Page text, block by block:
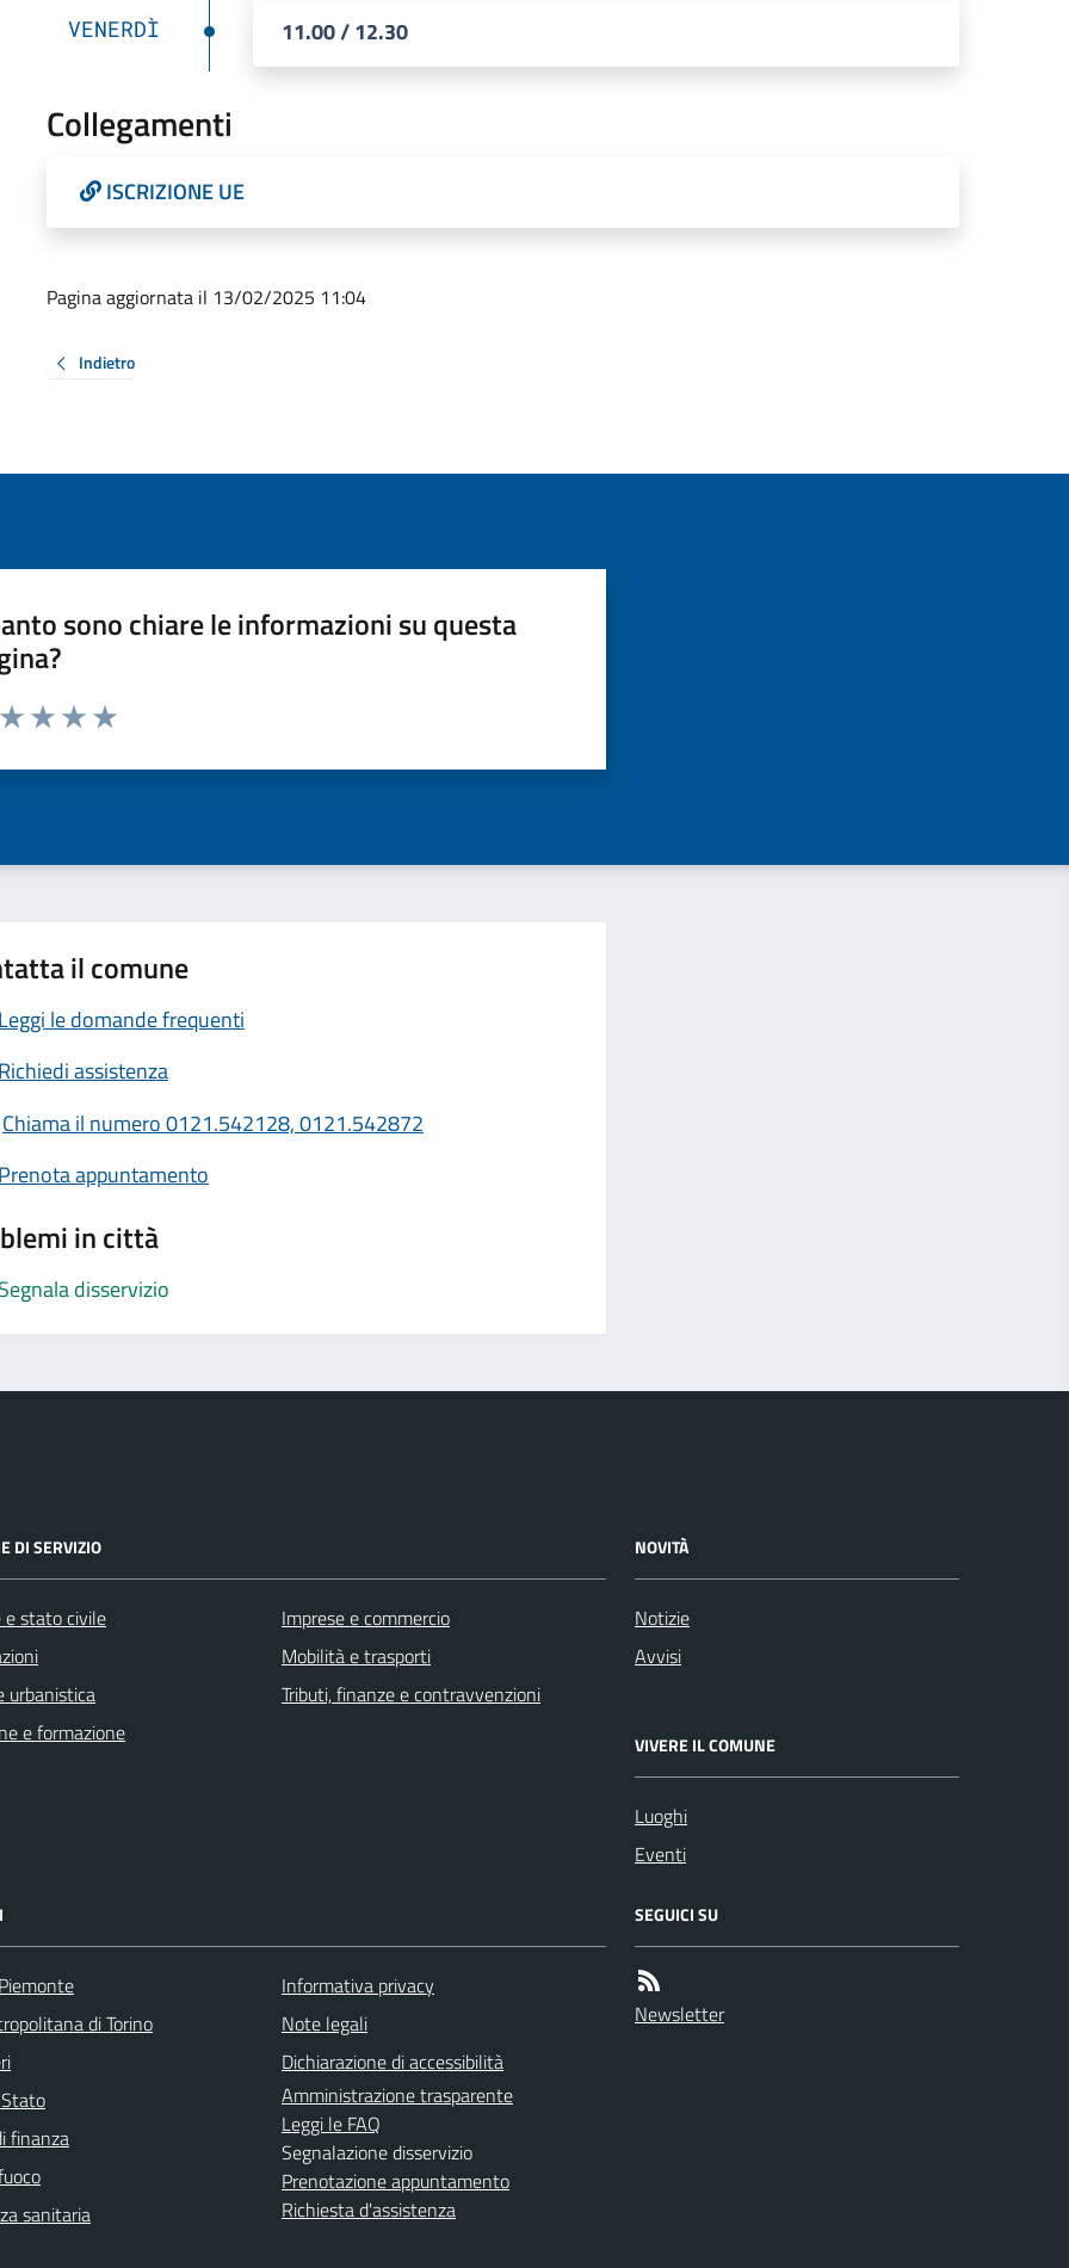
VENERDÌ 11.00 / 12.30
Collegamenti
ISCRIZIONE UE
Pagina aggiornata il 13/02/2025 11:04
Indietro
sono chiare le informazioni su questa
da 1 a 5 stelle la pagina
il comune
Leggi le domande frequenti
Richiedi assistenza
Chiama il numero 0121.542128, 0121.542872
Prenota appuntamento
in città
Segnala disservizio
DI SERVIZIO
e stato civile
urbanistica
e formazione
Imprese e commercio
Mobilità e trasporti
Tributi, finanze e contravvenzioni
NOVITÀ
Notizie
Avvisi
VIVERE IL COMUNE
Luoghi
Eventi
di Torino
finanza
sanitaria
Informativa privacy
Note legali
Dichiarazione di accessibilità
Amministrazione trasparente
Leggi le FAQ
Segnalazione disservizio
Prenotazione appuntamento
Richiesta d'assistenza
SEGUICI SU
Newsletter